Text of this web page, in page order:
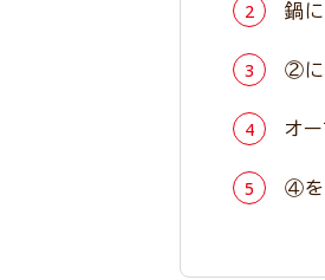
鍋
②に
オ
④を